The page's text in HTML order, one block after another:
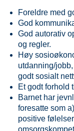
Foreldre med
God
God autorativ
og regler.
Høy
utdanning/
godt sosialt
Et godt forhold
Barnet har
foresatte som
positive